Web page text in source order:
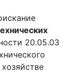
20.05.03